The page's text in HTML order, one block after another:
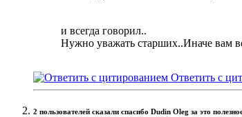
и всегда говорил..
Нужно уважать старших..Иначе вам
Ответить с
2 пользователей сказали cпасибо Dudin Oleg за это